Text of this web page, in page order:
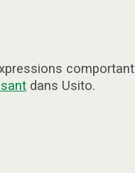
dans Usito.